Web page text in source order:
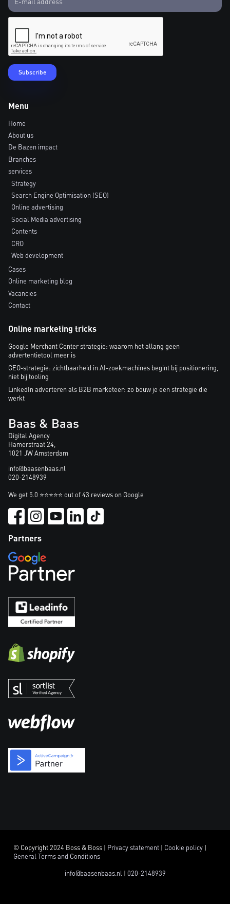
Menu
Home
About us
De Bazen impact
Branches
services
Strategy
Search Engine Optimisation (SEO)
Online advertising
Social Media advertising
Contents
CRO
Web development
Cases
Online marketing blog
Vacancies
Contact
Online marketing tricks
Google Merchant Center strategie: waarom het allang geen
advertentietool meer is
GEO-strategie: zichtbaarheid in AI-zoekmachines begint bij positionering,
niet bij tooling
LinkedIn adverteren als B2B marketeer: zo bouw je een strategie die
werkt
Baas & Baas
Digital Agency
Hamerstraat 24,
1021 JW Amsterdam
info@baasenbaas.nl
020-2148939
We get 5.0 ⭐⭐⭐⭐⭐ out of 43 reviews on Google
Partners
© Copyright 2024 Boss & Boss | Privacy statement | Cookie policy |
General Terms and Conditions
info@baasenbaas.nl| 020-2148939